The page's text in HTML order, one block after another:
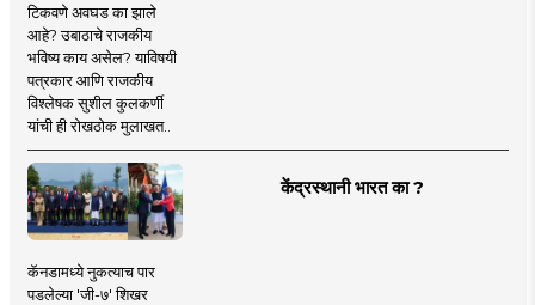
टिकवणे अवघड का झाले
आहे? उबाठाचे राजकीय
भविष्य काय असेल? याविषयी
पत्रकार आणि राजकीय
विश्लेषक सुशील कुलकर्णी
यांची ही रोखठोक मुलाखत..
केंद्रस्थानी भारत का ?
कॅनडामध्ये नुकत्याच पार
पडलेल्या 'जी-७' शिखर